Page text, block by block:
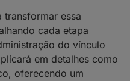
transformar essa
cada etapa
do vínculo
em detalhes como
oferecendo um